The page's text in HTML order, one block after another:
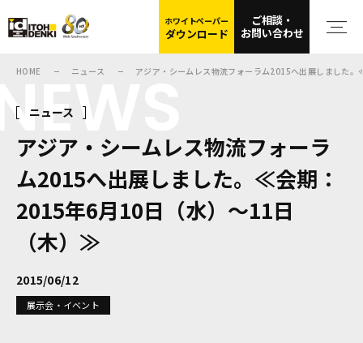
ホワイトペーパー
ダウンロード
ご相談・
お問い合わせ
HOME ニュース アジア・シームレス物流フォーラム2015へ出展しました
ニュース
アジア・シームレス物流フォーラ
ム2015へ出展しました。≪会期：
2015年6月10日（水）～11日
（木）≫
2015/06/12
展示会・イベント